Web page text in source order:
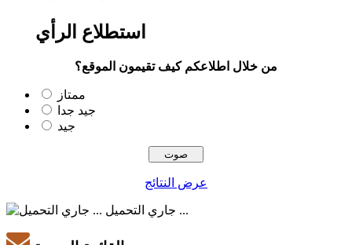
استطلاع الرأي
من خلال اطلاعكم كيف تقيمون الموقع؟
ممتاز
جيد جدا
جيد
عرض النتائج
جاري التحميل ...